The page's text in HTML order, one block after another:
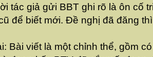
tác giả gửi BBT ghi rõ là ôn cố
để biết mới. Đề nghị đã đăng
Bài viết là một chỉnh thể, gồm